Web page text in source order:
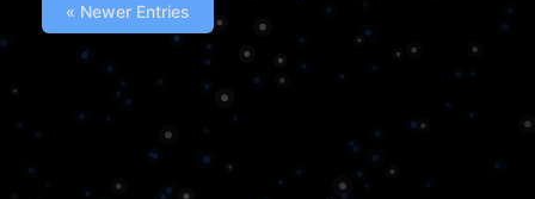
« Newer Entries